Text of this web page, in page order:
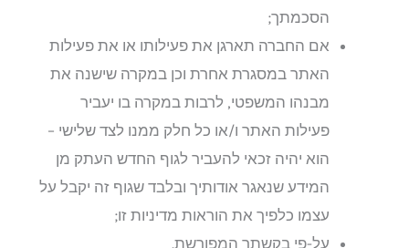
הסכמתך;
אם החברה תארגן את פעילותו או את פעילות
האתר במסגרת אחרת וכן במקרה שישנה את
מבנהו המשפטי, לרבות במקרה בו יעביר
פעילות האתר ו/או כל חלק ממנו לצד שלישי –
הוא יהיה זכאי להעביר לגוף החדש העתק מן
המידע שנאגר אודותיך ובלבד שגוף זה יקבל על
עצמו כלפיך את הוראות מדיניות זו;
על-פי בקשתך המפורשת.